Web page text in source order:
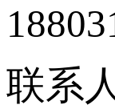
联系